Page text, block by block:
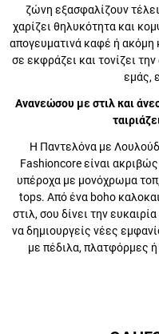
εφαρμογή, ενώ η πιέτα
Ιδανική για πρωινές
εξόδους με στιλ. Ένα
ανεπιτήδευτη ομορφιά
Ανανεώσου με στιλ και
που
Η Παντελόνα με
Fashioncore είναι
υπέροχα με μονόχρωμα
tops. Από ένα boho
στιλ, σου δίνει την
δημιουργείς νέες
πέδιλα, πλατφόρμες ή